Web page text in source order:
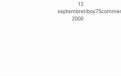
12
septembre
2000
tiboy75